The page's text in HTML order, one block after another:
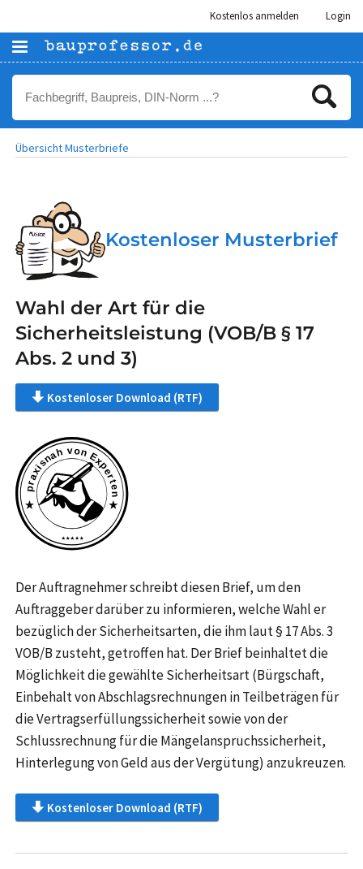
Kostenlos anmelden Login
Übersicht Musterbriefe
Kostenloser Musterbrief
Wahl der Art für die
Sicherheitsleistung (VOB/B § 17
Abs. 2 und 3)
Kostenloser Download (RTF)
Der Auftragnehmer schreibt diesen Brief, um den
Auftraggeber darüber zu informieren, welche Wahl er
bezüglich der Sicherheitsarten, die ihm laut § 17 Abs. 3
VOB/B zusteht, getroffen hat. Der Brief beinhaltet die
Möglichkeit die gewählte Sicherheitsart (Bürgschaft,
Einbehalt von Abschlagsrechnungen in Teilbeträgen für
die Vertragserfüllungssicherheit sowie von der
Schlussrechnung für die Mängelanspruchssicherheit,
Hinterlegung von Geld aus der Vergütung) anzukreuzen.
Kostenloser Download (RTF)